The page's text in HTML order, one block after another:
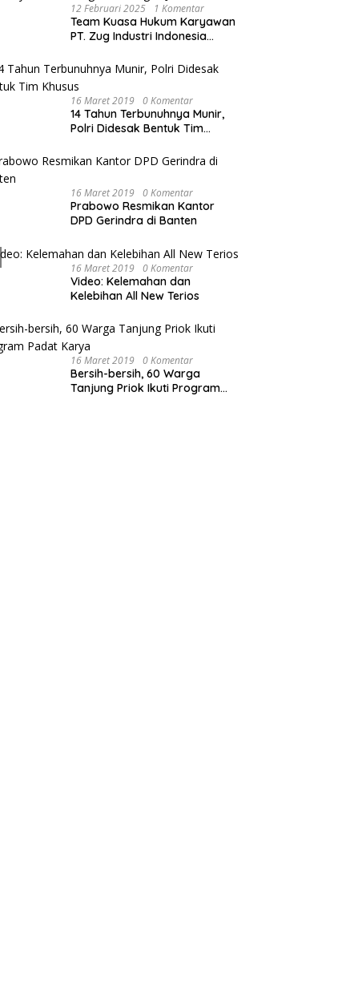
12 Februari 2025 1 Komentar
Team Kuasa Hukum Karyawan
PT. Zug Industri Indonesia
Memperjuangkan Hak
Karyawan di Pengadilan Negeri
Jakarta Pusat
16 Maret 2019 0 Komentar
14 Tahun Terbunuhnya Munir,
Polri Didesak Bentuk Tim
16 Maret 2019 0 Komentar
Prabowo Resmikan Kantor
DPD Gerindra di Banten
16 Maret 2019 0 Komentar
Video: Kelemahan dan
Kelebihan All New Terios
16 Maret 2019 0 Komentar
Bersih-bersih, 60 Warga
Tanjung Priok Ikuti Program